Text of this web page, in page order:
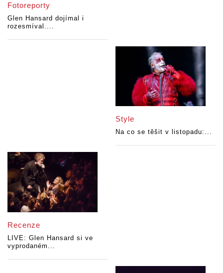
Fotoreporty
Glen Hansard dojímal i
rozesmíval....
Style
Na co se těšit v listopadu:...
Recenze
LIVE: Glen Hansard si ve
vyprodaném...